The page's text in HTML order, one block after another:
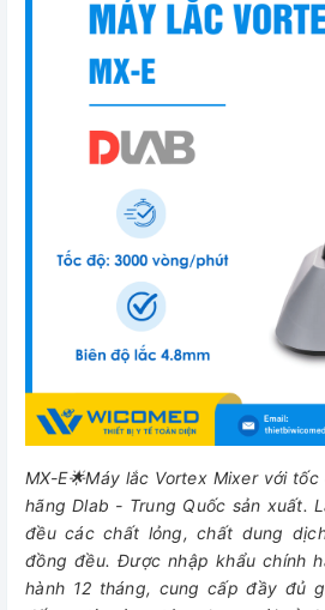
MX-E🌟Máy lắc Vortex Mixer với
hãng Dlab - Trung Quốc sản xuất.
đều các chất lỏng, chất dung
đồng đều.Được nhập khẩu chính
hành 12 tháng, cung cấp đầy đủ